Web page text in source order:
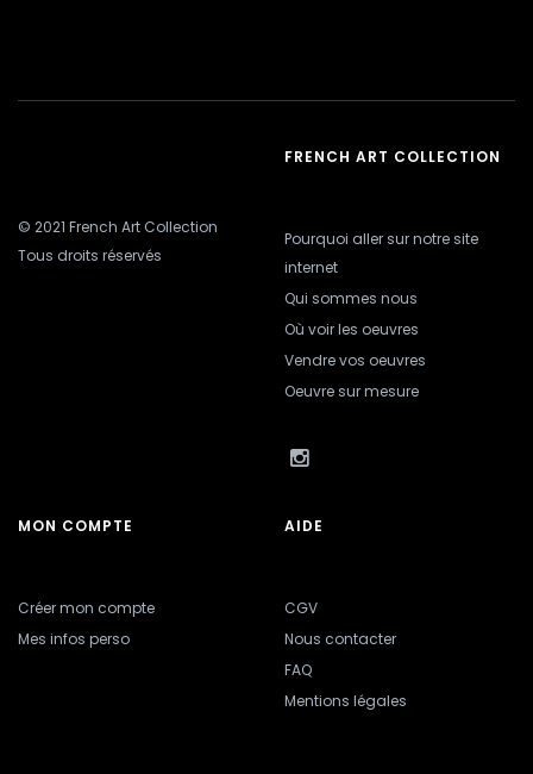
© 2021 French Art Collection
Tous droits réservés
FRENCH ART COLLECTION
Pourquoi aller sur notre site
internet
Qui sommes nous
Où voir les oeuvres
Vendre vos oeuvres
Oeuvre sur mesure
MON COMPTE
Créer mon compte
Mes infos perso
AIDE
CGV
Nous contacter
FAQ
Mentions légales